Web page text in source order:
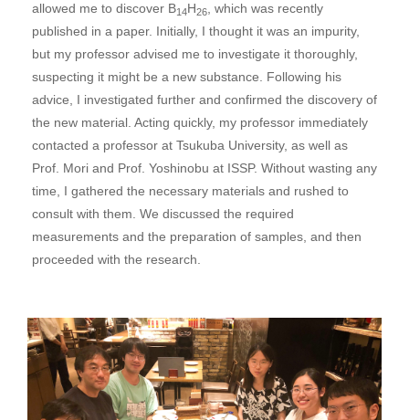
allowed me to discover B14H26, which was recently
published in a paper. Initially, I thought it was an impurity,
but my professor advised me to investigate it thoroughly,
suspecting it might be a new substance. Following his
advice, I investigated further and confirmed the discovery of
the new material. Acting quickly, my professor immediately
contacted a professor at Tsukuba University, as well as
Prof. Mori and Prof. Yoshinobu at ISSP. Without wasting any
time, I gathered the necessary materials and rushed to
consult with them. We discussed the required
measurements and the preparation of samples, and then
proceeded with the research.